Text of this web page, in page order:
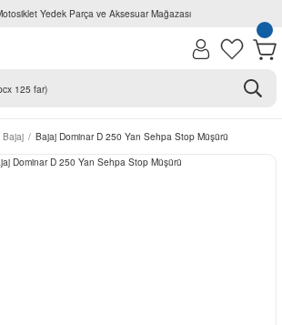
Yedek Parça ve Aksesuar Mağazası
Bajaj Bajaj Dominar D 250 Yan Sehpa Stop Müşürü